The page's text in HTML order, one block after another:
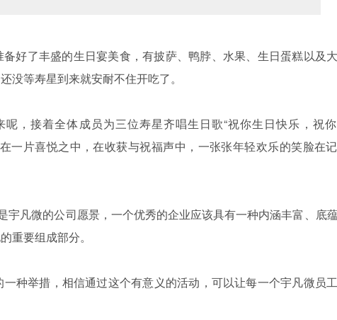
了丰盛的生日宴美食，有披萨、鸭脖、水果、生日蛋糕以及
没等寿星到来就安耐不住开吃了。
接着全体成员为三位寿星齐唱生日歌“祝你生日快乐，祝
片喜悦之中，在收获与祝福声中，一张张年轻欢乐的笑脸在
凡微的公司愿景，一个优秀的企业应该具有一种内涵丰富、底
重要组成部分。
举措，相信通过这个有意义的活动，可以让每一个宇凡微员